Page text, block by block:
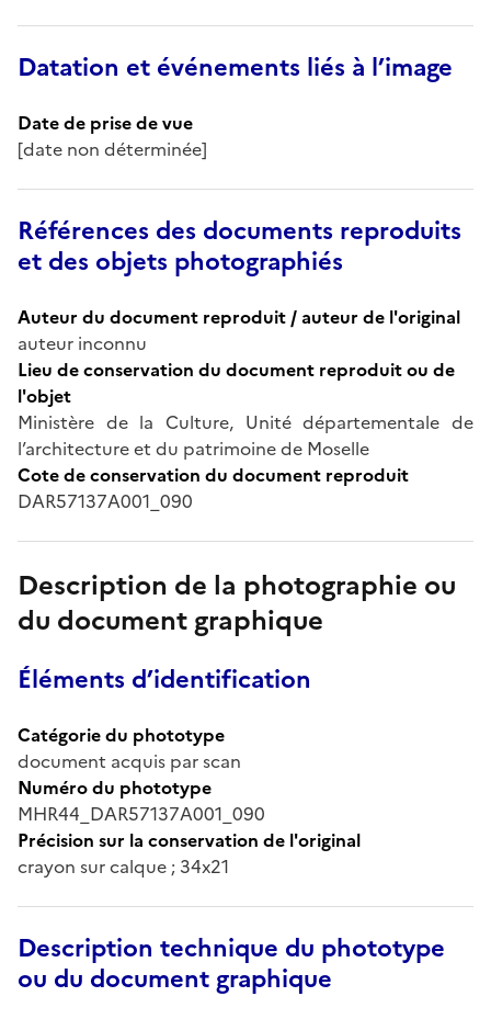
Datation et événements liés à l’image
Date de prise de vue
[date non déterminée]
Références des documents reproduits
et des objets photographiés
Auteur du document reproduit / auteur de l'original
auteur inconnu
Lieu de conservation du document reproduit ou de
l'objet
Ministère de la Culture, Unité départementale de
l’architecture et du patrimoine de Moselle
Cote de conservation du document reproduit
DAR57137A001_090
Description de la photographie ou
du document graphique
Éléments d’identification
Catégorie du phototype
document acquis par scan
Numéro du phototype
MHR44_DAR57137A001_090
Précision sur la conservation de l'original
crayon sur calque ; 34x21
Description technique du phototype
ou du document graphique